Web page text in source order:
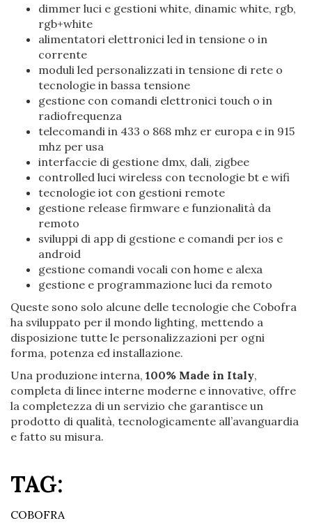
dimmer luci e gestioni white, dinamic white, rgb,
rgb+white
alimentatori elettronici led in tensione o in
corrente
moduli led personalizzati in tensione di rete o
tecnologie in bassa tensione
gestione con comandi elettronici touch o in
radiofrequenza
telecomandi in 433 o 868 mhz er europa e in 915
mhz per usa
interfaccie di gestione dmx, dali, zigbee
controlled luci wireless con tecnologie bt e wifi
tecnologie iot con gestioni remote
gestione release firmware e funzionalità da
remoto
sviluppi di app di gestione e comandi per ios e
android
gestione comandi vocali con home e alexa
gestione e programmazione luci da remoto
Queste sono solo alcune delle tecnologie che Cobofra
ha sviluppato per il mondo lighting, mettendo a
disposizione tutte le personalizzazioni per ogni
forma, potenza ed installazione.
Una produzione interna, 100% Made in Italy,
completa di linee interne moderne e innovative, offre
la completezza di un servizio che garantisce un
prodotto di qualità, tecnologicamente all’avanguardia
e fatto su misura.
TAG:
COBOFRA